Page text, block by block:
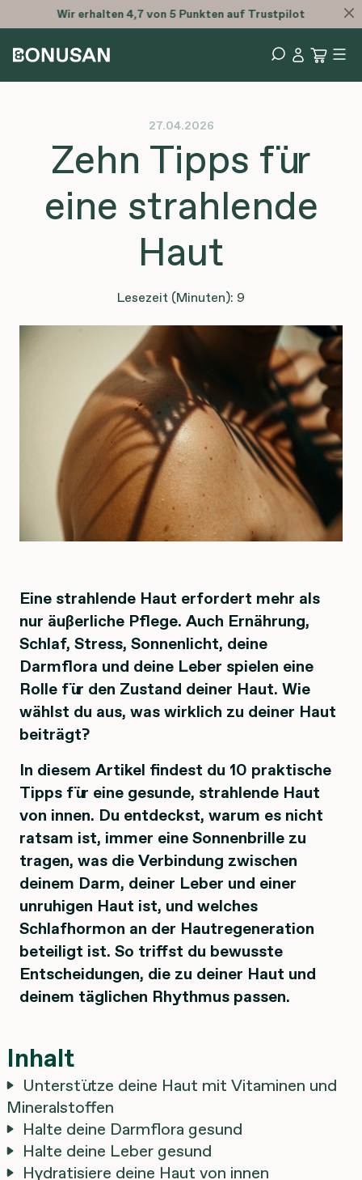
27.04.2026
Zehn Tipps für
eine strahlende
Haut
Lesezeit (Minuten): 9
Eine strahlende Haut erfordert mehr als
nur äußerliche Pflege. Auch Ernährung,
Schlaf, Stress, Sonnenlicht, deine
Darmflora und deine Leber spielen eine
Rolle für den Zustand deiner Haut. Wie
wählst du aus, was wirklich zu deiner Haut
beiträgt?
In diesem Artikel findest du 10 praktische
Tipps für eine gesunde, strahlende Haut
von innen. Du entdeckst, warum es nicht
ratsam ist, immer eine Sonnenbrille zu
tragen, was die Verbindung zwischen
deinem Darm, deiner Leber und einer
unruhigen Haut ist, und welches
Schlafhormon an der Hautregeneration
beteiligt ist. So triffst du bewusste
Entscheidungen, die zu deiner Haut und
deinem täglichen Rhythmus passen.
Inhalt
Unterstütze deine Haut mit Vitaminen und
Mineralstoffen
Halte deine Darmflora gesund
Halte deine Leber gesund
Hydratisiere deine Haut von innen